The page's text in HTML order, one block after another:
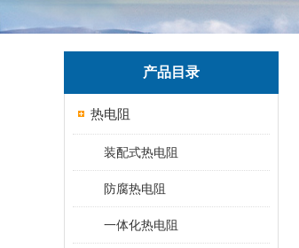
产品目录
热电阻
装配式热电阻
防腐热电阻
一体化热电阻